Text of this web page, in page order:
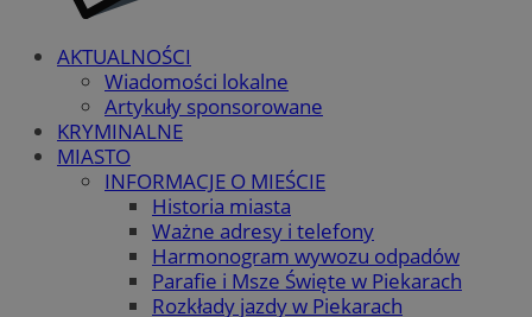
AKTUALNOŚCI
Wiadomości lokalne
Artykuły sponsorowane
KRYMINALNE
MIASTO
INFORMACJE O MIEŚCIE
Historia miasta
Ważne adresy i telefony
Harmonogram wywozu odpadów
Parafie i Msze Święte w Piekarach
Rozkłady jazdy w Piekarach